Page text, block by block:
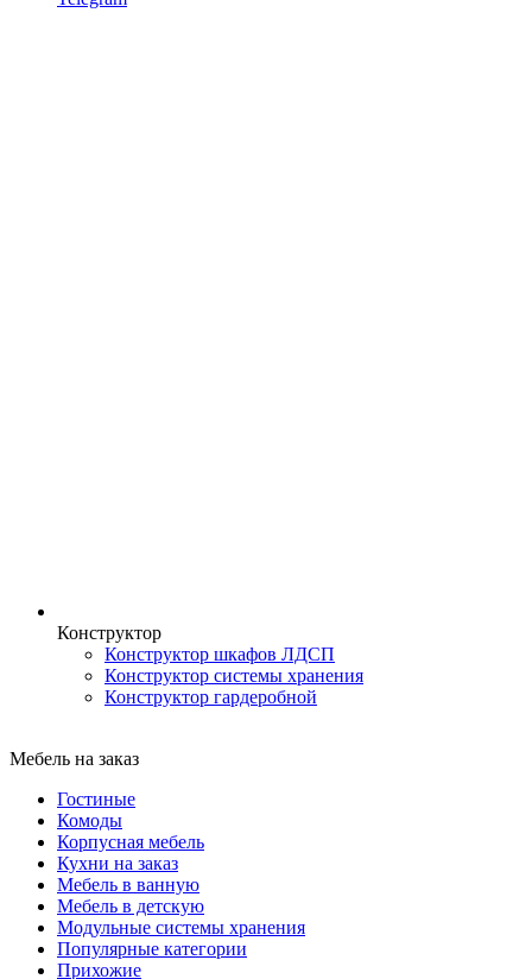
Конструктор
Конструктор шкафов ЛДСП
Конструктор системы хранения
Конструктор гардеробной
Мебель на заказ
Гостиные
Комоды
Корпусная мебель
Кухни на заказ
Мебель в ванную
Мебель в детскую
Модульные системы хранения
Популярные категории
Прихожие